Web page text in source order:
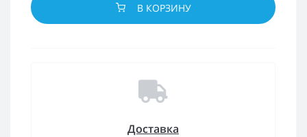
В КОРЗИНУ
Доставка